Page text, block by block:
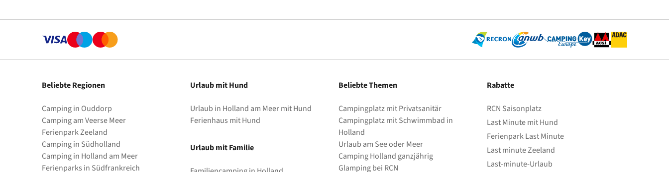
Beliebte Regionen
Camping in Ouddorp
Camping am Veerse Meer
Ferienpark Zeeland
Camping in Südholland
Camping in Holland am Meer
Ferienparks in Südfrankreich
Urlaub mit Hund
Urlaub in Holland am Meer mit Hund
Ferienhaus mit Hund
Urlaub mit Familie
Beliebte Themen
Campingplatz mit Privatsanitär
Campingplatz mit Schwimmbad in
Holland
Urlaub am See oder Meer
Camping Holland ganzjährig
Glamping bei RCN
Rabatte
RCN Saisonplatz
Last Minute mit Hund
Ferienpark Last Minute
Last minute Zeeland
Last-minute-Urlaub